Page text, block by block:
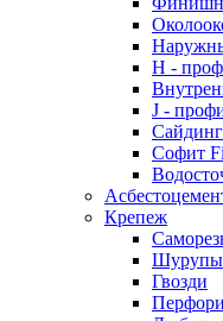
H -
J -
Софит
Крепеж
Шурупы
Гвозди